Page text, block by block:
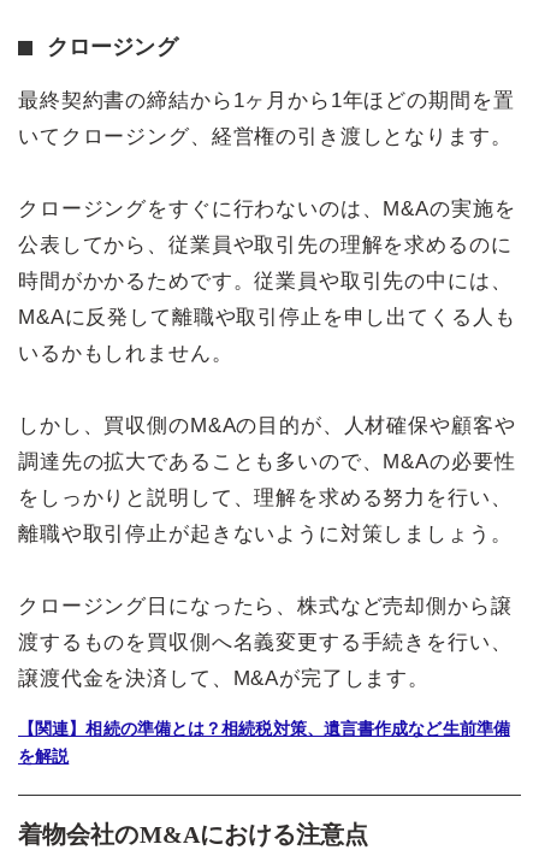
クロージング
最終契約書の締結から1ヶ月から1年ほどの期間を置
いてクロージング、経営権の引き渡しとなります。
クロージングをすぐに行わないのは、M&Aの実施を
公表してから、従業員や取引先の理解を求めるのに
時間がかかるためです。従業員や取引先の中には、
M&Aに反発して離職や取引停止を申し出てくる人も
いるかもしれません。
しかし、買収側のM&Aの目的が、人材確保や顧客や
調達先の拡大であることも多いので、M&Aの必要性
をしっかりと説明して、理解を求める努力を行い、
離職や取引停止が起きないように対策しましょう。
クロージング日になったら、株式など売却側から譲
渡するものを買収側へ名義変更する手続きを行い、
譲渡代金を決済して、M&Aが完了します。
【関連】相続の準備とは？相続税対策、遺言書作成など生前準備
を解説
着物会社のM&Aにおける注意点